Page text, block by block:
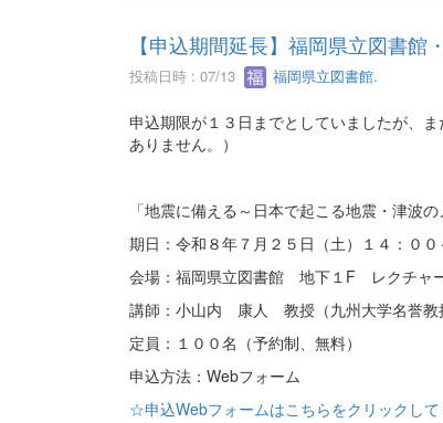
【申込期間延長】福岡県立図書館
投稿日時 : 07/13 福岡県立図書館.
申込期限が１３日までとしていましたが、
ありません。）
「地震に備える～日本で起こる地震・津波の
期日：令和８年７月２５日（土）１４：００
会場：福岡県立図書館 地下１F レクチャ
講師：小山内 康人 教授（九州大学名誉教
定員：１００名（予約制、無料）
申込方法：Webフォーム
☆申込Webフォームはこちらをクリックし